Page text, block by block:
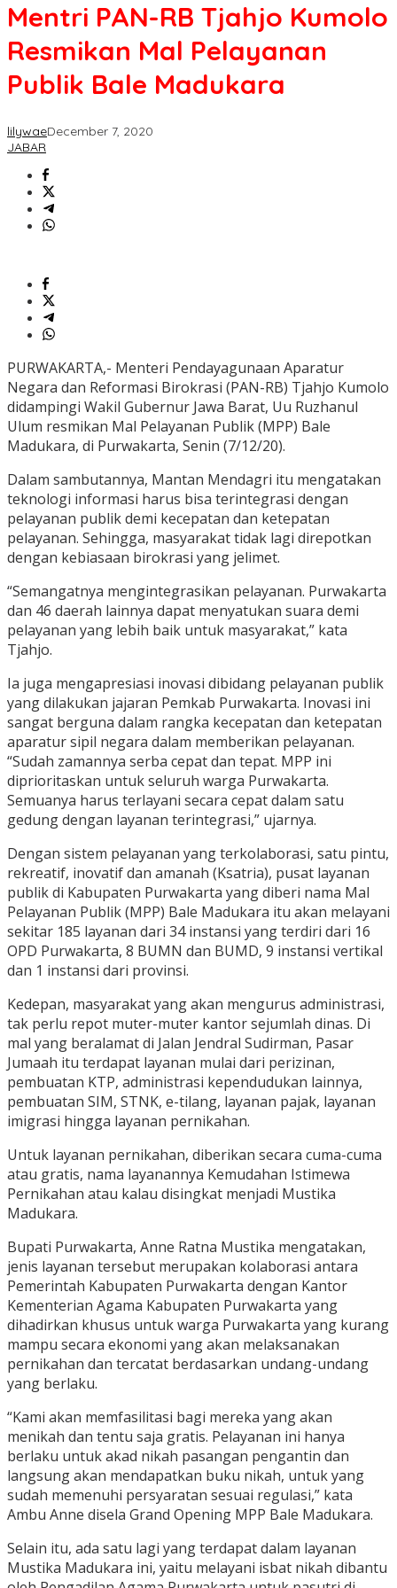
Mentri PAN-RB Tjahjo Kumolo
Resmikan Mal Pelayanan
Publik Bale Madukara
lilywaeDecember 7, 2020
JABAR
PURWAKARTA,- Menteri Pendayagunaan Aparatur
Negara dan Reformasi Birokrasi (PAN-RB) Tjahjo Kumolo
didampingi Wakil Gubernur Jawa Barat, Uu Ruzhanul
Ulum resmikan Mal Pelayanan Publik (MPP) Bale
Madukara, di Purwakarta, Senin (7/12/20).
Dalam sambutannya, Mantan Mendagri itu mengatakan
teknologi informasi harus bisa terintegrasi dengan
pelayanan publik demi kecepatan dan ketepatan
pelayanan. Sehingga, masyarakat tidak lagi direpotkan
dengan kebiasaan birokrasi yang jelimet.
“Semangatnya mengintegrasikan pelayanan. Purwakarta
dan 46 daerah lainnya dapat menyatukan suara demi
pelayanan yang lebih baik untuk masyarakat,” kata
Tjahjo.
Ia juga mengapresiasi inovasi dibidang pelayanan publik
yang dilakukan jajaran Pemkab Purwakarta. Inovasi ini
sangat berguna dalam rangka kecepatan dan ketepatan
aparatur sipil negara dalam memberikan pelayanan.
“Sudah zamannya serba cepat dan tepat. MPP ini
diprioritaskan untuk seluruh warga Purwakarta.
Semuanya harus terlayani secara cepat dalam satu
gedung dengan layanan terintegrasi,” ujarnya.
Dengan sistem pelayanan yang terkolaborasi, satu pintu,
rekreatif, inovatif dan amanah (Ksatria), pusat layanan
publik di Kabupaten Purwakarta yang diberi nama Mal
Pelayanan Publik (MPP) Bale Madukara itu akan melayani
sekitar 185 layanan dari 34 instansi yang terdiri dari 16
OPD Purwakarta, 8 BUMN dan BUMD, 9 instansi vertikal
dan 1 instansi dari provinsi.
Kedepan, masyarakat yang akan mengurus administrasi,
tak perlu repot muter-muter kantor sejumlah dinas. Di
mal yang beralamat di Jalan Jendral Sudirman, Pasar
Jumaah itu terdapat layanan mulai dari perizinan,
pembuatan KTP, administrasi kependudukan lainnya,
pembuatan SIM, STNK, e-tilang, layanan pajak, layanan
imigrasi hingga layanan pernikahan.
Untuk layanan pernikahan, diberikan secara cuma-cuma
atau gratis, nama layanannya Kemudahan Istimewa
Pernikahan atau kalau disingkat menjadi Mustika
Madukara.
Bupati Purwakarta, Anne Ratna Mustika mengatakan,
jenis layanan tersebut merupakan kolaborasi antara
Pemerintah Kabupaten Purwakarta dengan Kantor
Kementerian Agama Kabupaten Purwakarta yang
dihadirkan khusus untuk warga Purwakarta yang kurang
mampu secara ekonomi yang akan melaksanakan
pernikahan dan tercatat berdasarkan undang-undang
yang berlaku.
“Kami akan memfasilitasi bagi mereka yang akan
menikah dan tentu saja gratis. Pelayanan ini hanya
berlaku untuk akad nikah pasangan pengantin dan
langsung akan mendapatkan buku nikah, untuk yang
sudah memenuhi persyaratan sesuai regulasi,” kata
Ambu Anne disela Grand Opening MPP Bale Madukara.
Selain itu, ada satu lagi yang terdapat dalam layanan
Mustika Madukara ini, yaitu melayani isbat nikah dibantu